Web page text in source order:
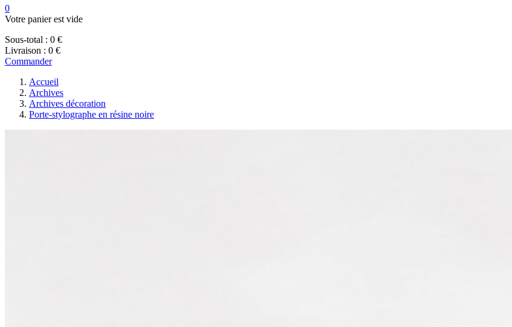
0
Votre panier est vide
Sous-total : 0 €
Livraison : 0 €
Commander
Accueil
Archives
Archives décoration
Porte-stylographe en résine noire